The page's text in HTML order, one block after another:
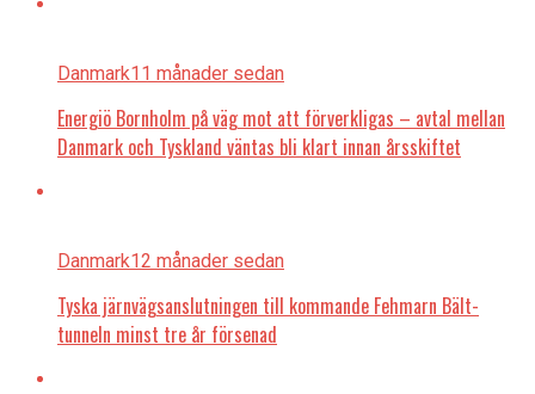
Danmark11 månader sedan
Energiö Bornholm på väg mot att förverkligas – avtal mellan
Danmark och Tyskland väntas bli klart innan årsskiftet
Danmark12 månader sedan
Tyska järnvägsanslutningen till kommande Fehmarn Bält-
tunneln minst tre år försenad